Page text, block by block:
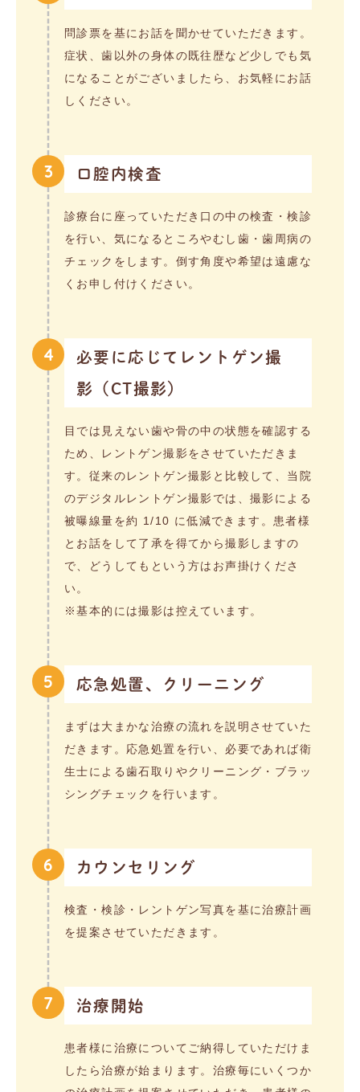
問診票を基にお話を聞かせていただきます。
症状、歯以外の身体の既往歴など少しでも気
になることがございましたら、お気軽にお話
しください。
3 口腔内検査
診療台に座っていただき口の中の検査・検診
を行い、気になるところやむし歯・歯周病の
チェックをします。倒す角度や希望は遠慮な
くお申し付けください。
4 必要に応じてレントゲン撮
影（CT撮影）
目では見えない歯や骨の中の状態を確認する
ため、レントゲン撮影をさせていただきま
す。従来のレントゲン撮影と比較して、当院
のデジタルレントゲン撮影では、撮影による
被曝線量を約 1/10 に低減できます。患者様
とお話をして了承を得てから撮影しますの
で、どうしてもという方はお声掛けくださ
い。
※基本的には撮影は控えています。
5 応急処置、クリーニング
まずは大まかな治療の流れを説明させていた
だきます。応急処置を行い、必要であれば衛
生士による歯石取りやクリーニング・ブラッ
シングチェックを行います。
6 カウンセリング
検査・検診・レントゲン写真を基に治療計画
を提案させていただきます。
7 治療開始
患者様に治療についてご納得していただけま
したら治療が始まります。治療毎にいくつか